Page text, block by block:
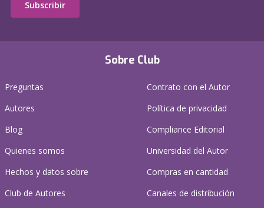
Sobre Club
Preguntas
Autores
Blog
Quienes somos
Hechos y datos sobre
Club de Autores
Contrato con el Autor
Política de privacidad
Compliance Editorial
Universidad del Autor
Compras en cantidad
Canales de distribución
Subscribir